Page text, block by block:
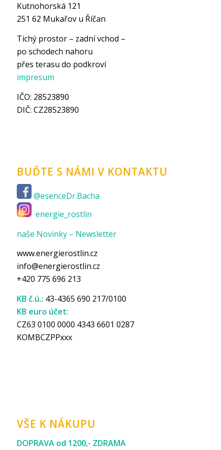
Kutnohorská 121
251 62 Mukařov u Říčan
Tichý prostor – zadní vchod –
po schodech nahoru
přes terasu do podkroví
impresum
IČO: 28523890
DIČ: CZ28523890
BUĎTE S NÁMI V KONTAKTU
@esenceDr.Bacha
energie_rostlin
naše Novinky – Newsletter
www.energierostlin.cz
info@energierostlin.cz
+420 775 696 213
KB č.ú.: 43-4365 690 217/0100
KB euro účet:
CZ63 0100 0000 4343 6601 0287
KOMBCZPPxxx
VŠE K NÁKUPU
DOPRAVA od 1200,- ZDRAMA